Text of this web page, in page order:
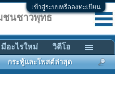
เข้าสู่ระบบหรือลงทะเบียน
ชนชาวพุทธ
กระทู้และโพสต์ล่าสุด
มีอะไรใหม่ วิดีโอ